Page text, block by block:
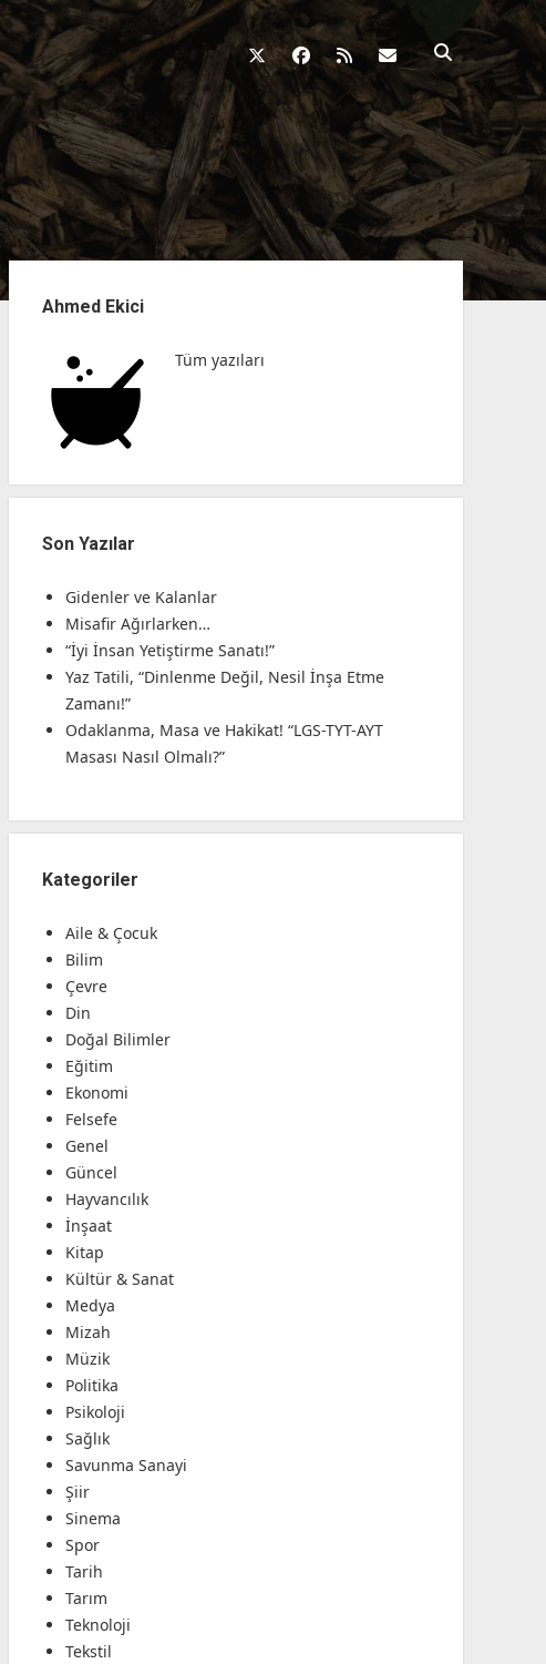
twitterfacebook
rss
MenüAhmed Ekici
Tüm yazıları
Son Yazılar
Gidenler ve Kalanlar
Misafir Ağırlarken…
“İyi İnsan Yetiştirme Sanatı!”
Yaz Tatili, “Dinlenme Değil, Nesil İnşa Etme
Zamanı!”
Odaklanma, Masa ve Hakikat! “LGS-TYT-AYT
Masası Nasıl Olmalı?”
Kategoriler
Aile & Çocuk
Bilim
Çevre
Din
Doğal Bilimler
Eğitim
Ekonomi
Felsefe
Genel
Güncel
Hayvancılık
İnşaat
Kitap
Kültür & Sanat
Medya
Mizah
Müzik
Politika
Psikoloji
Sağlık
Savunma Sanayi
Şiir
Sinema
Spor
Tarih
Tarım
Teknoloji
Tekstil